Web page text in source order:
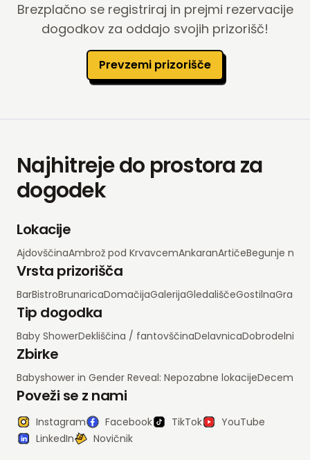
Brezplačno se registriraj in prejmi rezervacije
dogodkov za oddajo svojih prizorišč!
Prevzemi prizorišče
Najhitreje do prostora za
dogodek
Lokacije
AjdovščinaAmbrož pod KrvavcemAnkaranArtičeBegunje na
Vrsta prizorišča
BarBistroBrunaricaDomačijaGalerijaGledališčeGostilnaGrad
Tip dogodka
Baby ShowerDekliščina / fantovščinaDelavnicaDobrodelni
Zbirke
Babyshower in Gender Reveal: Nepozabne lokacije
Poveži se z nami
Instagram Facebook TikTok
YouTube
LinkedIn
Novičnik